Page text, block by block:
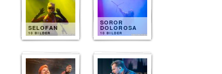
SELOFAN
10 BILDER
SOROR
DOLOROSA
10 BILDER